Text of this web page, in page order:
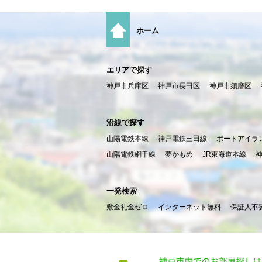
ホーム
エリアで探す
神戸市兵庫区 神戸市長田区 神戸市須磨区
沿線で探す
山陽電鉄本線 神戸電鉄三田線
ポートアイラ
山陽電鉄網干線
夢かもめ JR東海道本線
一発検索
敷金礼金ゼロ インターネット無料 保証人不